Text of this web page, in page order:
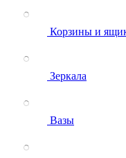
Корзины и
Зеркала
Вазы